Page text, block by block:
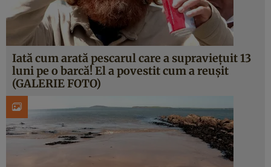
Iată cum arată pescarul care a supravieţuit 13
luni pe o barcă! El a povestit cum a reuşit
(GALERIE FOTO)